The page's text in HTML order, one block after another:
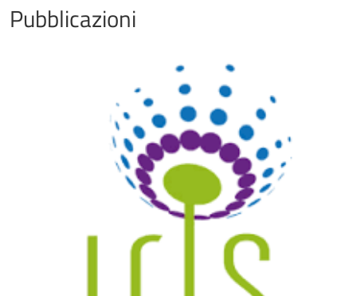
Pubblicazioni